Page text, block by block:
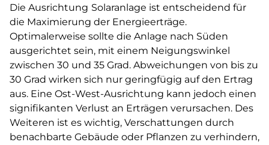
Die Ausrichtung Solaranlage ist entscheidend für
die Maximierung der Energieerträge.
Optimalerweise sollte die Anlage nach Süden
ausgerichtet sein, mit einem Neigungswinkel
zwischen 30 und 35 Grad. Abweichungen von bis zu
30 Grad wirken sich nur geringfügig auf den Ertrag
aus. Eine Ost-West-Ausrichtung kann jedoch einen
signifikanten Verlust an Erträgen verursachen. Des
Weiteren ist es wichtig, Verschattungen durch
benachbarte Gebäude oder Pflanzen zu verhindern,